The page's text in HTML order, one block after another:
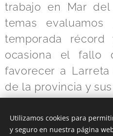
trabajo en Mar
temas
temporada
ocasiona el fallo
favorecer a
de la provincia y
Share
Utilizamos cookies para
y seguro en nuestra página